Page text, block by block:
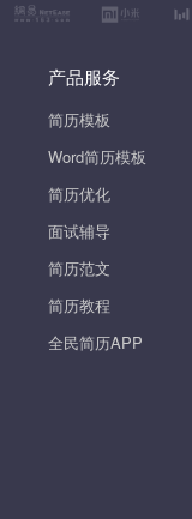
产品服务
简历模板
Word简历模板
简历优化
面试辅导
简历范文
简历教程
全民简历APP